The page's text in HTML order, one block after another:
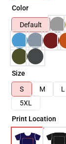
Color
Default
Size
S
M L
5XL
Print Location